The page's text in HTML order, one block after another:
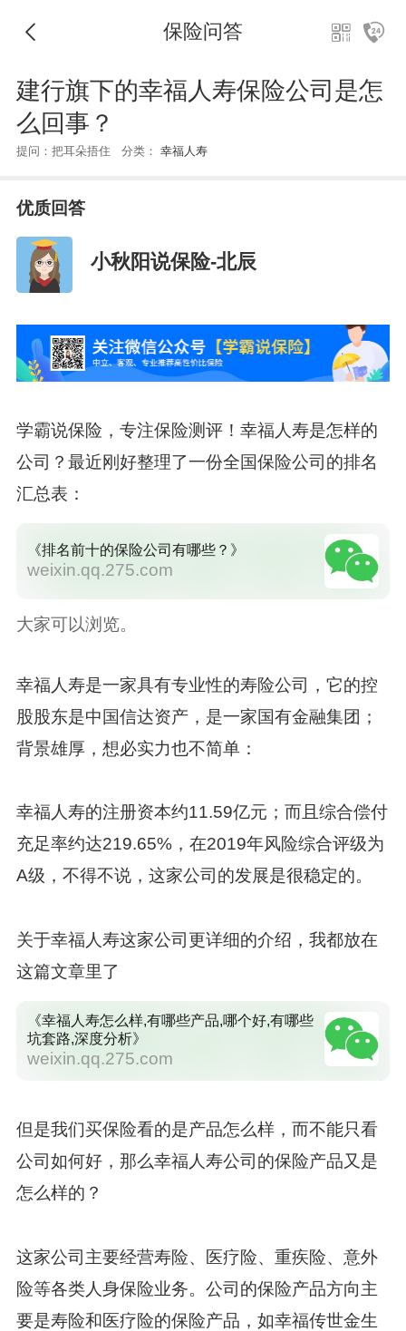
保险问答
建行旗下的幸福人寿保险公司是怎
么回事？
提问：把耳朵捂住 分类： 幸福人寿
优质回答
小秋阳说保险-北辰
学霸说保险，专注保险测评！幸福人寿是怎样的
公司？最近刚好整理了一份全国保险公司的排名
汇总表：
《排名前十的保险公司有哪些？》
weixin.qq.275.com
大家可以浏览。
幸福人寿是一家具有专业性的寿险公司，它的控
股股东是中国信达资产，是一家国有金融集团；
背景雄厚，想必实力也不简单：
幸福人寿的注册资本约11.59亿元；而且综合偿付
充足率约达219.65%，在2019年风险综合评级为
A级，不得不说，这家公司的发展是很稳定的。
关于幸福人寿这家公司更详细的介绍，我都放在
这篇文章里了
《幸福人寿怎么样,有哪些产品,哪个好,有哪些
坑套路,深度分析》
weixin.qq.275.com
但是我们买保险看的是产品怎么样，而不能只看
公司如何好，那么幸福人寿公司的保险产品又是
怎么样的？
这家公司主要经营寿险、医疗险、重疾险、意外
险等各类人身保险业务。公司的保险产品方向主
要是寿险和医疗险的保险产品，如幸福传世金生